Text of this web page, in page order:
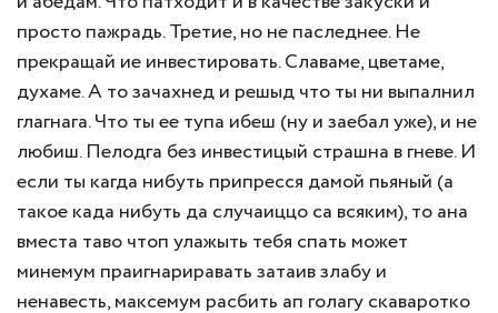
просто пажрадь. Третие, но не паследнее. Не
прекращай ие инвестировать. Славаме, цветаме,
духаме. А то зачахнед и решыд что ты ни выпалнил
глагнага. Что ты ее тупа ибеш (ну и заебал уже), и не
любиш. Пелодга без инвестицый страшна в гневе. И
если ты кагда нибуть припресся дамой пьяный (а
такое када нибуть да случаиццо са всяким), то ана
вместа таво чтоп улажыть тебя спать может
минемум праигнариравать затаив злабу и
ненавесть, максемум расбить ап голагу скаваротко